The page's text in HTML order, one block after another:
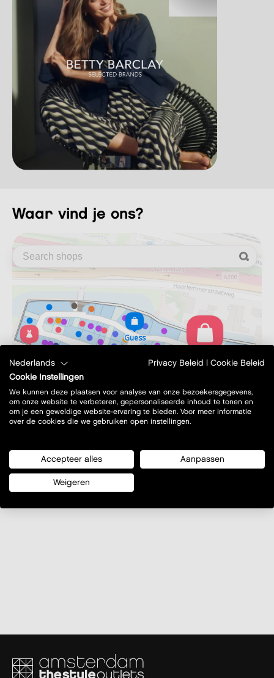
Waar vind je ons?
©OpenStreetMapcontributors.
Nederlands Privacy Beleid
Cookie Beleid
Cookie Instellingen
We kunnen deze plaatsen voor analyse van onze bezoekersgegevens,
om onze website te verbeteren, gepersonaliseerde inhoud te tonen en
om je een geweldige website-ervaring te bieden. Voor meer informatie
over de cookies die we gebruiken open instellingen.
Accepteer alles Aanpassen
Weigeren